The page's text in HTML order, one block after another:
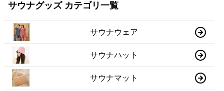
サウナグッズ カテゴリ一覧
サウナウェア
サウナハット
サウナマット